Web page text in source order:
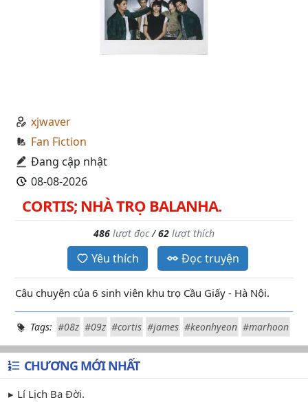
xjwaver
Fan Fiction
Đang cập nhật
08-08-2026
CORTIS; NHÀ TRỌ BALANHA.
486 lượt đọc/62 lượt thích
Yêu thích Đọc truyện
Câu chuyện của 6 sinh viên khu trọ Cầu Giấy - Hà Nội.
Tags: #08z #09z #cortis #james #keonhyeon #marhoon
CHƯƠNG MỚI NHẤT
Lí Lịch Ba Đời.